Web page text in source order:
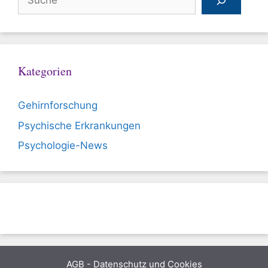
Kategorien
Gehirnforschung
Psychische Erkrankungen
Psychologie-News
AGB - Datenschutz und Cookies